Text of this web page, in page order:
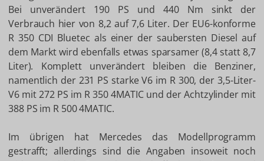
Bei unverändert 190 PS und 440 Nm sinkt der
Verbrauch hier von 8,2 auf 7,6 Liter. Der EU6-konforme
R 350 CDI Bluetec als einer der saubersten Diesel auf
dem Markt wird ebenfalls etwas sparsamer (8,4 statt 8,7
Liter). Komplett unverändert bleiben die Benziner,
namentlich der 231 PS starke V6 im R 300, der 3,5-Liter-
V6 mit 272 PS im R 350 4MATIC und der Achtzylinder mit
388 PS im R 500 4MATIC.
Im übrigen hat Mercedes das Modellprogramm
gestrafft; allerdings sind die Angaben insoweit noch